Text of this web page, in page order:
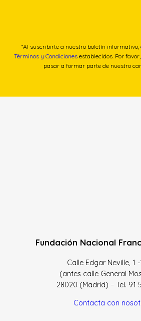
*Al suscribirte a nuestro boletín informativo,
Términos y Condiciones establecidos. Por
pasar a formar parte de nuestro
Fundación Nacional
Calle Edgar Neville, 1 -
(antes calle General
28020 (Madrid) – Tel. 91
Contacta con